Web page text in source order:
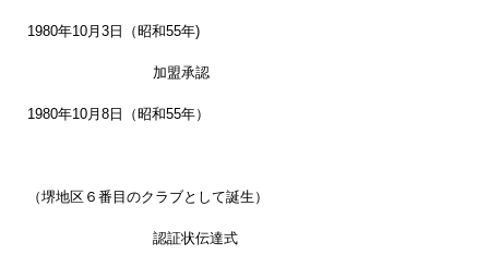
1980年10月3日（昭和55年)
加盟承認
1980年10月8日（昭和55年）
（堺地区６番目のクラブとして誕生）
認証状伝達式